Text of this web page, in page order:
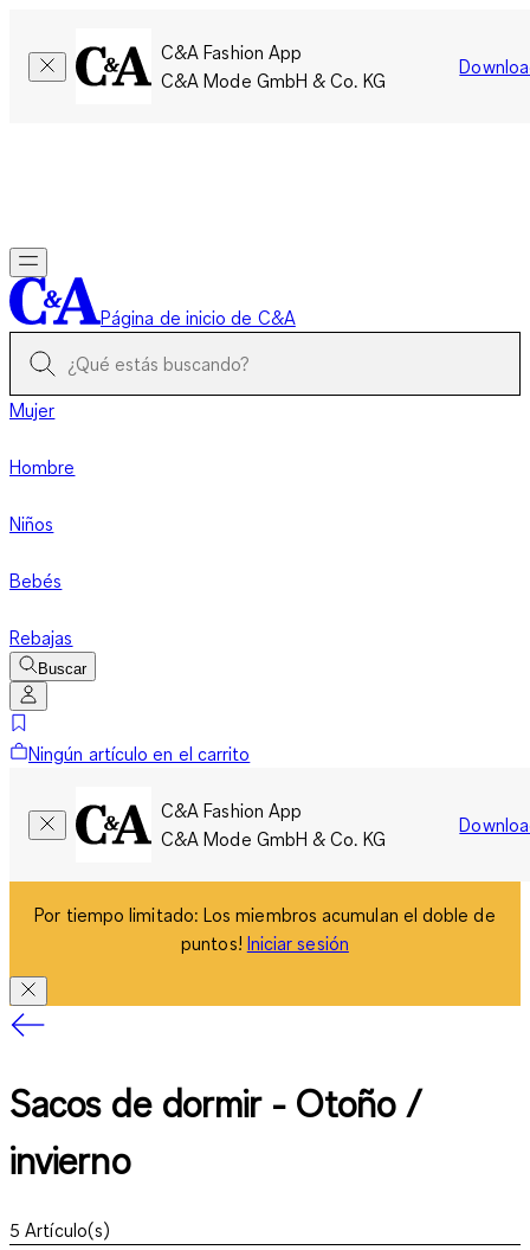
C&A Fashion App
C&A Mode GmbH & Co. KG
Página de inicio de C&A
Mujer
Hombre
Niños
Bebés
Rebajas
Buscar
Ningún artículo en el carrito
C&A Fashion App
C&A Mode GmbH & Co. KG
Por tiempo limitado: Los miembros acumulan el doble de
puntos! Iniciar sesión
Sacos de dormir - Otoño /
invierno
5 Artículo(s)